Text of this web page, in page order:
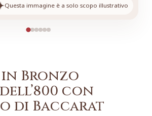
Questa immagine è a solo scopo illustrativo
Bronzo
con
di Baccarat